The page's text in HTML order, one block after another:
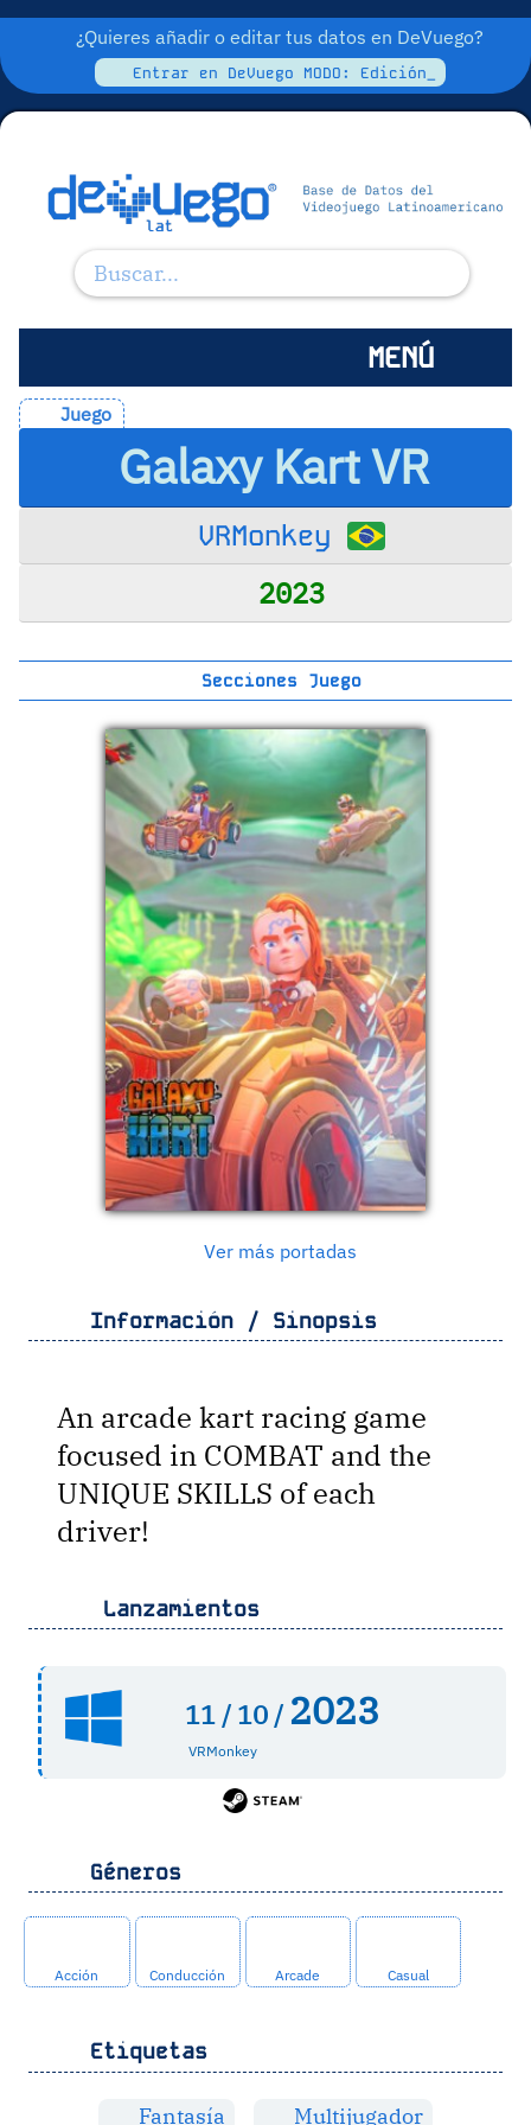
¿Quieres añadir o editar tus datos en DeVuego?
Entrar en DeVuego MODO: Edición_
MENÚ
Juego
Galaxy Kart VR
VRMonkey
2023
Secciones Juego
Ver más portadas
Información / Sinopsis
An arcade kart racing game
focused in COMBAT and the
UNIQUE SKILLS of each
driver!
Lanzamientos
11 / 10 / 2023
VRMonkey
Géneros
Acción Conducción Arcade Casual
Etiquetas
Fantasía Multijugador